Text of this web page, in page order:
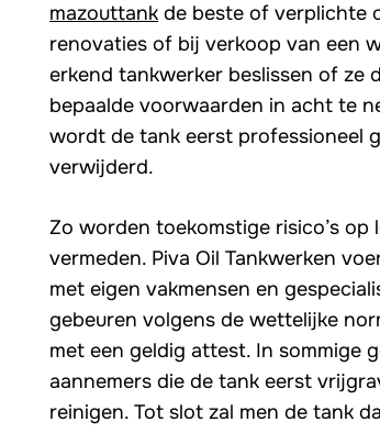
mazouttank de beste of verplichte
renovaties of bij verkoop van een
erkend tankwerker beslissen of ze
bepaalde voorwaarden in acht te
wordt de tank eerst professioneel
verwijderd.
Zo worden toekomstige risico’s
vermeden. Piva Oil Tankwerken
met eigen vakmensen en
gebeuren volgens de wettelijke
met een geldig attest. In sommige
aannemers die de tank eerst
reinigen. Tot slot zal men de tank